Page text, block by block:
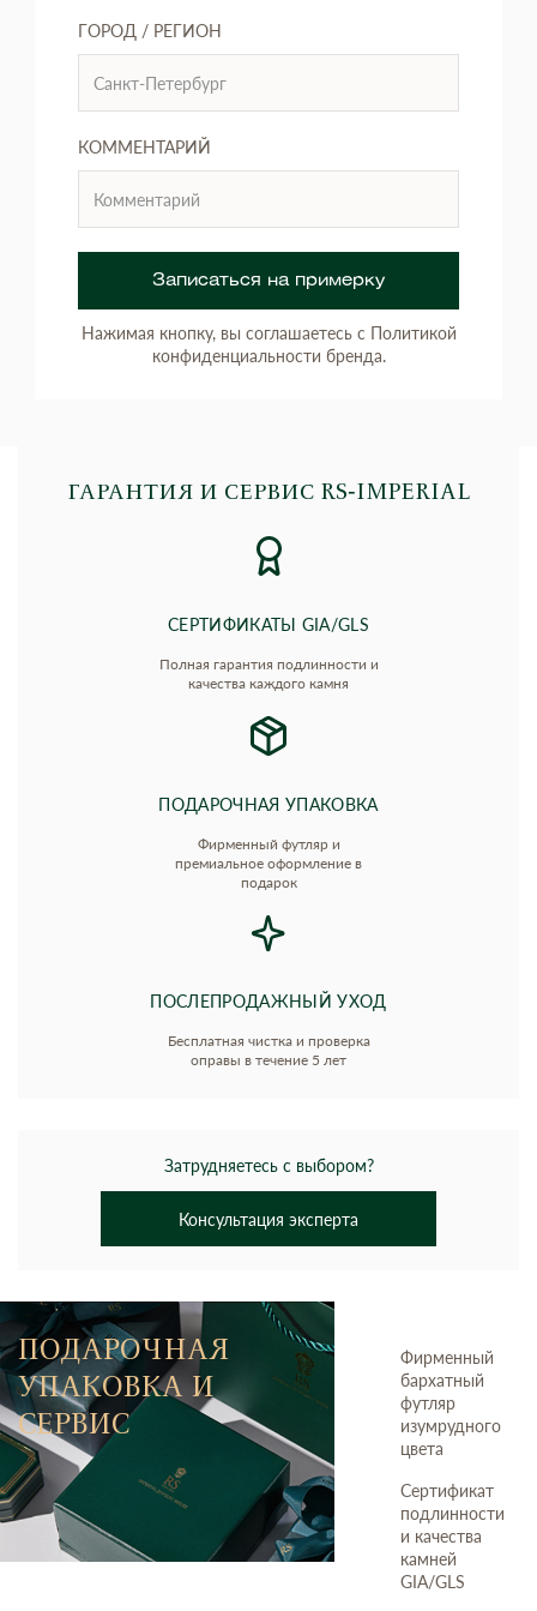
ГОРОД / РЕГИОН
КОММЕНТАРИЙ
Записаться на примерку
Нажимая кнопку, вы соглашаетесь с Политикой
конфиденциальности бренда.
ГАРАНТИЯ И СЕРВИС RS‑IMPERIAL
СЕРТИФИКАТЫ GIA/GLS
Полная гарантия подлинности и
качества каждого камня
ПОДАРОЧНАЯ УПАКОВКА
Фирменный футляр и
премиальное оформление в
подарок
ПОСЛЕПРОДАЖНЫЙ УХОД
Бесплатная чистка и проверка
оправы в течение 5 лет
Затрудняетесь с выбором?
Консультация эксперта
ПОДАРОЧНАЯ
УПАКОВКА И
СЕРВИС
Фирменный
бархатный
футляр
изумрудного
цвета
Сертификат
подлинности
и качества
камней
GIA/GLS